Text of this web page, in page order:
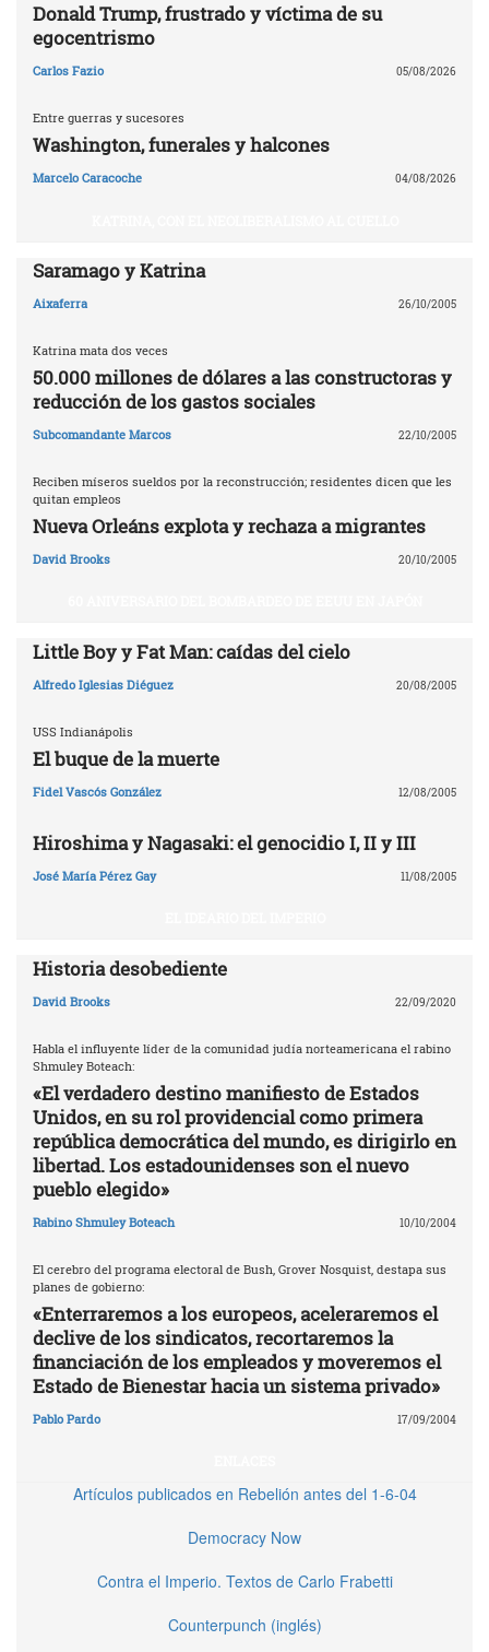
Donald Trump, frustrado y víctima de su
egocentrismo
Carlos Fazio 05/08/2026
Entre guerras y sucesores
Washington, funerales y halcones
Marcelo Caracoche 04/08/2026
Saramago y Katrina
Aixaferra 26/10/2005
Katrina mata dos veces
50.000 millones de dólares a las constructoras y
reducción de los gastos sociales
Subcomandante Marcos 22/10/2005
Reciben míseros sueldos por la reconstrucción; residentes dicen que les
quitan empleos
Nueva Orleáns explota y rechaza a migrantes
David Brooks 20/10/2005
Little Boy y Fat Man: caídas del cielo
Alfredo Iglesias Diéguez 20/08/2005
USS Indianápolis
El buque de la muerte
Fidel Vascós González 12/08/2005
Hiroshima y Nagasaki: el genocidio I, II y III
José María Pérez Gay 11/08/2005
Historia desobediente
David Brooks 22/09/2020
Habla el influyente líder de la comunidad judía norteamericana el rabino
Shmuley Boteach:
«El verdadero destino manifiesto de Estados
Unidos, en su rol providencial como primera
república democrática del mundo, es dirigirlo en
libertad. Los estadounidenses son el nuevo
pueblo elegido»
Rabino Shmuley Boteach 10/10/2004
El cerebro del programa electoral de Bush, Grover Nosquist, destapa sus
planes de gobierno:
«Enterraremos a los europeos, aceleraremos el
declive de los sindicatos, recortaremos la
financiación de los empleados y moveremos el
Estado de Bienestar hacia un sistema privado»
Pablo Pardo 17/09/2004
Artículos publicados en Rebelión antes del 1-6-04
Democracy Now
Contra el Imperio. Textos de Carlo Frabetti
Counterpunch (inglés)